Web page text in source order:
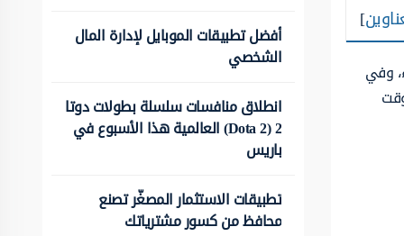
]
وفي
أفضل تطبيقات الموبايل لإدارة المال
الشخصي
انطلاق منافسات سلسلة بطولات دوتا
2 (Dota 2) العالمية هذا الأسبوع في
باريس
تطبيقات الاستثمار المصغّر تصنع
محافظ من كسور مشترياتك